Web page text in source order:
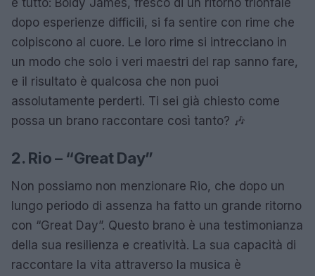
dopo esperienze difficili, si fa sentire con rime che
colpiscono al cuore. Le loro rime si intrecciano in
un modo che solo i veri maestri del rap sanno fare,
e il risultato è qualcosa che non puoi
assolutamente perderti. Ti sei già chiesto come
possa un brano raccontare così tanto? 🎶
2. Rio – “Great Day”
Non possiamo non menzionare Rio, che dopo un
lungo periodo di assenza ha fatto un grande ritorno
con “Great Day”. Questo brano è una testimonianza
della sua resilienza e creatività. La sua capacità di
raccontare la vita attraverso la musica è